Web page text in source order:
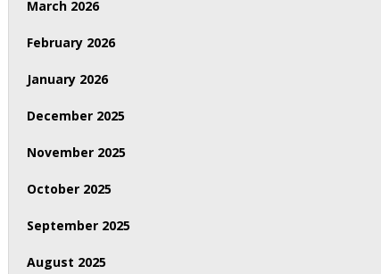
March 2026
February 2026
January 2026
December 2025
November 2025
October 2025
September 2025
August 2025